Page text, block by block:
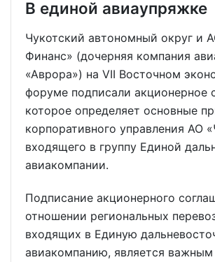
В единой авиаупряжке
Чукотский автономный округ и
Финанс» (дочерняя компания
«Аврора») на VII Восточном
форуме подписали акционерное
которое определяет основные
корпоративного управления АО
входящего в группу Единой
авиакомпании.
Подписание акционерного
отношении региональных
входящих в Единую
авиакомпанию, является